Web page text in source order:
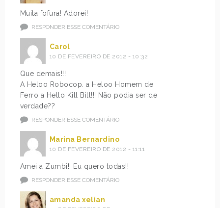
Muita fofura! Adorei!
RESPONDER ESSE COMENTÁRIO
Carol
10 DE FEVEREIRO DE 2012 - 10:32
Que demais!!!
A Heloo Robocop. a Heloo Homem de
Ferro a Hello Kill Bill!!! Não podia ser de
verdade??
RESPONDER ESSE COMENTÁRIO
Marina Bernardino
10 DE FEVEREIRO DE 2012 - 11:11
Amei a Zumbi!! Eu quero todas!!
RESPONDER ESSE COMENTÁRIO
amanda xelian